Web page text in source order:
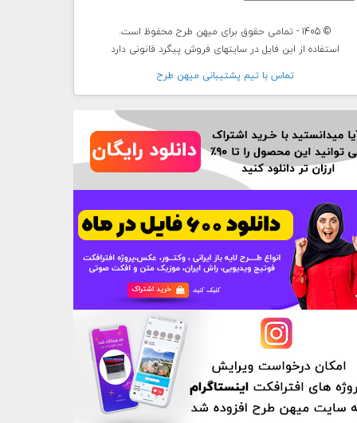
© 1405 - تمامی حقوق برای میهن طرح محفوظ است.
استفاده از این فایل در سایتهای فروش پیگرد قانونی دارد
تماس با تيم پشتيبانی ميهن طرح